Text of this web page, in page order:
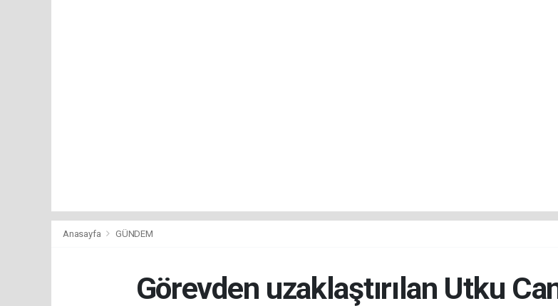
Anasayfa GÜNDEM
Görevden uzaklaştırılan Utku